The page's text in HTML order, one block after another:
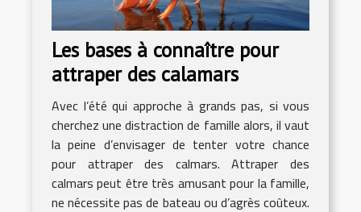
Les bases à connaître pour
attraper des calamars
Avec l’été qui approche à grands pas, si vous
cherchez une distraction de famille alors, il vaut
la peine d’envisager de tenter votre chance
pour attraper des calmars. Attraper des
calmars peut être très amusant pour la famille,
ne nécessite pas de bateau ou d’agrès coûteux.